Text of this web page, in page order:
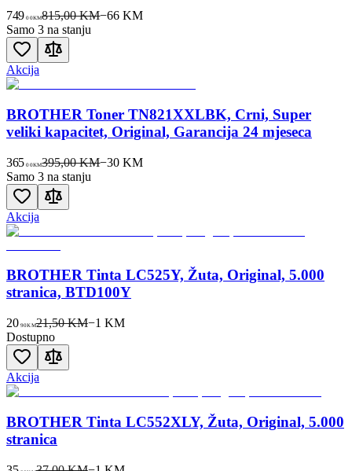
749 00KM815,00 KM−66 KM
Samo 3 na stanju
Akcija
BROTHER Toner TN821XXLBK, Crni, Super
veliki kapacitet, Original, Garancija 24 mjeseca
365 00KM395,00 KM−30 KM
Samo 3 na stanju
Akcija
BROTHER Tinta LC525Y, Žuta, Original, 5.000
stranica, BTD100Y
20 90KM21,50 KM−1 KM
Dostupno
Akcija
BROTHER Tinta LC552XLY, Žuta, Original, 5.000
stranica